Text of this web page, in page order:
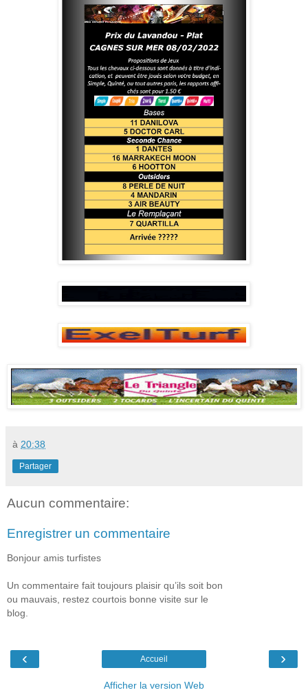
à 20:38
Partager
Aucun commentaire:
Enregistrer un commentaire
Bonjour amis turfistes
Un commentaire fait toujours plaisir qu’ils soit bon
ou mauvais, restez courtois bonne visite sur le
blog.
‹ ›
Accueil
Afficher la version Web